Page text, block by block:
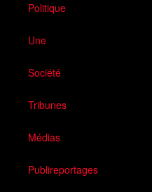
Politique
Une
Société
Tribunes
Médias
Publireportages